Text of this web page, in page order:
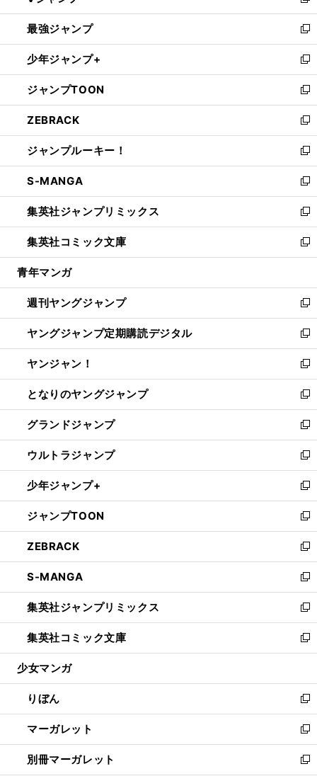
ン
ド
ウ
で
開
く
ウ
ィ
ン
ド
ウ
で
開
く
し
い
ウ
ィ
ン
ド
ウ
で
開
く
最強ジャンプ
新
し
い
ウ
ィ
ン
ド
ウ
で
開
く
少年ジャンプ+
新
し
い
ウ
ィ
ン
ド
ウ
で
開
く
ジャンプTOON
新
し
い
ウ
ィ
ン
ド
ウ
で
開
く
ZEBRACK
新
し
い
ウ
ィ
ン
ド
ウ
で
開
ジャンプルーキー！
新
し
い
ウ
ィ
ン
ド
ウ
開
く
S-MANGA
新
し
い
ウ
ィ
ン
ウ
で
開
く
集英社ジャンプリミックス
新
し
い
ウ
ン
ド
ウ
で
開
く
集英社コミック文庫
新
し
ウ
ィ
ン
ド
ウ
で
開
く
青年マンガ
週刊ヤングジャンプ
新
し
い
ウ
ィ
ン
ド
ウ
で
開
く
ヤングジャンプ定期購読デジタル
新
し
い
ウ
ィ
ン
ド
ウ
で
開
く
ヤンジャン！
新
し
い
ウ
ィ
ン
ド
ウ
で
開
く
となりのヤングジャンプ
新
し
い
ウ
ィ
ン
ド
ウ
で
開
く
グランドジャンプ
新
し
い
ウ
ィ
ン
ド
ウ
で
開
く
ウルトラジャンプ
新
し
い
ウ
ィ
ン
ド
ウ
で
開
く
少年ジャンプ+
新
し
い
ウ
ィ
ン
ド
ウ
で
開
く
ジャンプTOON
新
し
い
ウ
ィ
ン
ド
ウ
で
開
ZEBRACK
新
し
い
ウ
ィ
ン
ド
ウ
開
く
S-MANGA
新
し
い
ウ
ィ
ン
ウ
で
開
く
集英社ジャンプリミックス
新
し
い
ウ
ン
ド
ウ
で
開
く
集英社コミック文庫
新
し
ウ
ィ
ン
ド
ウ
で
少女マンガ
りぼん
新
し
い
ウ
ィ
マーガレット
新
し
い
別冊マーガレット
新